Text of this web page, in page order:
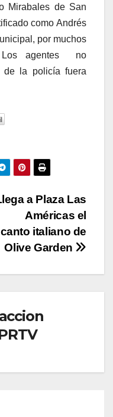
Mirabales de San
como Andrés
por muchos
Los agentes no
la policía fuera
a Plaza Las
Américas el
italiano de
Olive Garden